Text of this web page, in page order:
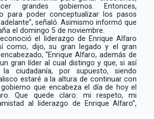
grandes gobiernos. Entonces,
para poder conceptualizar los pasos
señaló. Asimismo informó que
el domingo 5 de noviembre.
el liderazgo de Enrique Alfaro
como, dijo, su gran legado y el gran
“Enrique Alfaro, además de
gran líder al cual distingo y que, si así
ciudadanía, por supuesto, siendo
estaré a la altura de continuar con
que encabeza el día de hoy el
Que quede claro: mi respeto, mi
al liderazgo de Enrique Alfaro”,